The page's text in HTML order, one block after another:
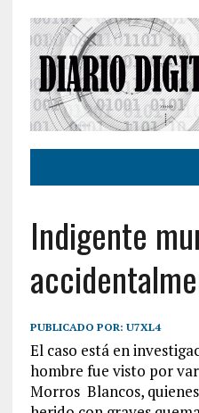
Indigente
PUBLICADO POR: U7XL4
El caso está en
hombre fue visto por
Morros Blancos,